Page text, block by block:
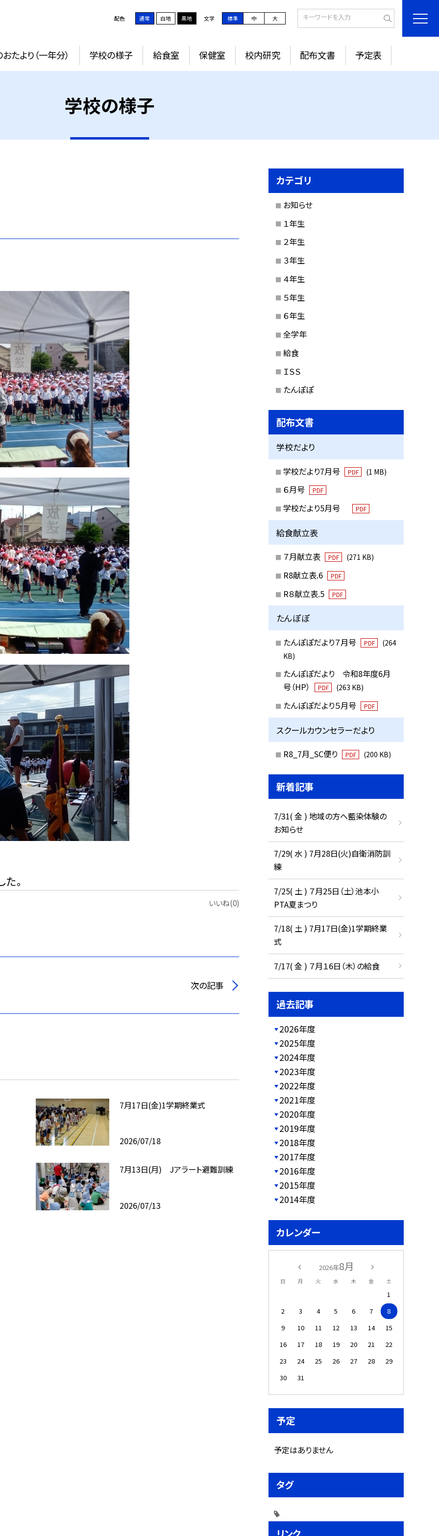
配色 通常 白地 黒地 文字 標準 中 大
たより（一年分） 学校の様子 給食室 保健室 校内研究 配布文書 予定表
学校の様子
。
いいね(0)
次の記事
7月17日(金)1学期終業式
2026/07/18
7月13日(月) Jアラート避難訓練
2026/07/13
カテゴリ
お知らせ
１年生
２年生
３年生
４年生
５年生
６年生
全学年
給食
ＩＳＳ
たんぽぽ
配布文書
学校だより
学校だより7月号 PDF (1 MB)
６月号 PDF
学校だより5月号 PDF
給食献立表
７月献立表 PDF (271 KB)
R8献立表.6 PDF
R８献立表.5 PDF
たんぽぽ
たんぽぽだより７月号 PDF
(264
KB)
たんぽぽだより 令和8年度6月
号（HP）
PDF (263 KB)
たんぽぽだより５月号 PDF
スクールカウンセラーだより
R8_7月_SC便り PDF (200 KB)
新着記事
7/31( 金 ) 地域の方へ藍染体験の
お知らせ
7/29( 水 ) 7月28日(火)自衛消防訓
練
7/25( 土 ) ７月25日（土）池本小
PTA夏まつり
7/18( 土 ) 7月17日(金)1学期終業
式
7/17( 金 ) ７月１6日（木）の給食
過去記事
2026年度
2025年度
2024年度
2023年度
2022年度
2021年度
2020年度
2019年度
2018年度
2017年度
2016年度
2015年度
2014年度
カレンダー
2026年8月
日 月 火 水 木 金 土
1
2
3 4 5 6 7
8
9
10 11 12 13 14
15
16
17 18 19 20 21
22
23
24 25 26 27 28
29
30
31
予定
予定はありません
タグ